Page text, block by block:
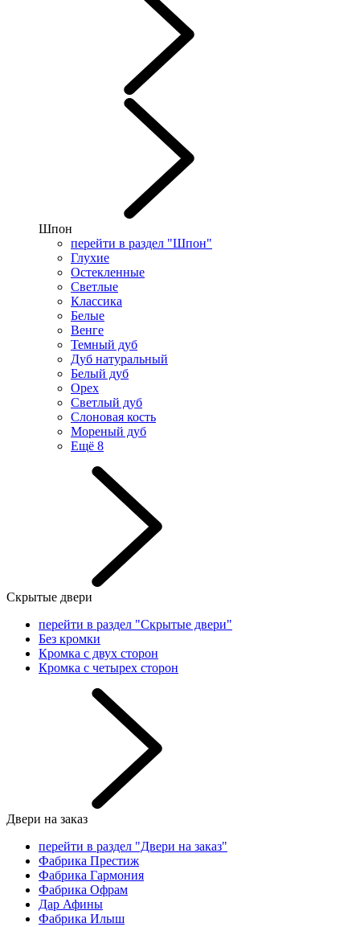
Шпон
перейти в раздел "Шпон"
Глухие
Остекленные
Светлые
Классика
Белые
Венге
Темный дуб
Дуб натуральный
Белый дуб
Орех
Светлый дуб
Слоновая кость
Мореный дуб
Ещё 8
Скрытые двери
перейти в раздел "Скрытые двери"
Без кромки
Кромка с двух сторон
Кромка с четырех сторон
Двери на заказ
перейти в раздел "Двери на заказ"
Фабрика Престиж
Фабрика Гармония
Фабрика Офрам
Дар Афины
Фабрика Илыш